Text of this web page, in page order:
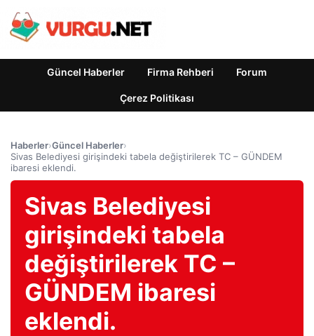
Güncel Haberler Firma Rehberi Forum
Çerez Politikası
Haberler›Güncel Haberler›
Sivas Belediyesi girişindeki tabela değiştirilerek TC – GÜNDEM
ibaresi eklendi.
Sivas Belediyesi
girişindeki tabela
değiştirilerek TC –
GÜNDEM ibaresi
eklendi.